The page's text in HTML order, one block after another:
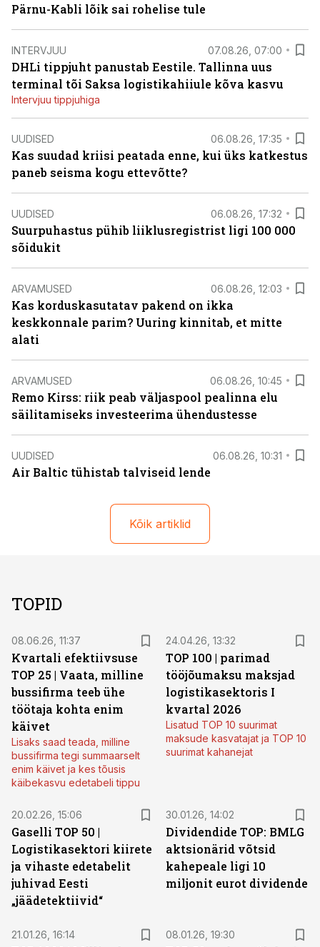
Pärnu-Kabli lõik sai rohelise tule
INTERVJUU 07.08.26, 07:00
DHLi tippjuht panustab Eestile. Tallinna uus
terminal tõi Saksa logistikahiiule kõva kasvu
Intervjuu tippjuhiga
UUDISED 06.08.26, 17:35
Kas suudad kriisi peatada enne, kui üks katkestus
paneb seisma kogu ettevõtte?
UUDISED 06.08.26, 17:32
Suurpuhastus pühib liiklusregistrist ligi 100 000
sõidukit
ARVAMUSED 06.08.26, 12:03
Kas korduskasutatav pakend on ikka
keskkonnale parim? Uuring kinnitab, et mitte
alati
ARVAMUSED 06.08.26, 10:45
Remo Kirss: riik peab väljaspool pealinna elu
säilitamiseks investeerima ühendustesse
UUDISED 06.08.26, 10:31
Air Baltic tühistab talviseid lende
Kõik artiklid
TOPID
08.06.26, 11:37
Kvartali efektiivsuse
TOP 25 | Vaata, milline
bussifirma teeb ühe
töötaja kohta enim
käivet
Lisaks saad teada, milline
bussifirma tegi summaarselt
enim käivet ja kes tõusis
käibekasvu edetabeli tippu
24.04.26, 13:32
TOP 100 | parimad
tööjõumaksu maksjad
logistikasektoris I
kvartal 2026
Lisatud TOP 10 suurimat
maksude kasvatajat ja TOP 10
suurimat kahanejat
20.02.26, 15:06
Gaselli TOP 50 |
Logistikasektori kiirete
ja vihaste edetabelit
juhivad Eesti
„jäädetektiivid“
30.01.26, 14:02
Dividendide TOP: BMLG
aktsionärid võtsid
kahepeale ligi 10
miljonit eurot dividende
21.01.26, 16:14 08.01.26, 19:30